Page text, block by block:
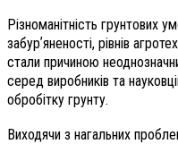
Різноманітність грунтових
забурʼяненості, рівнів
стали причиною
серед виробників та
обробітку грунту.
Виходячи з нагальних